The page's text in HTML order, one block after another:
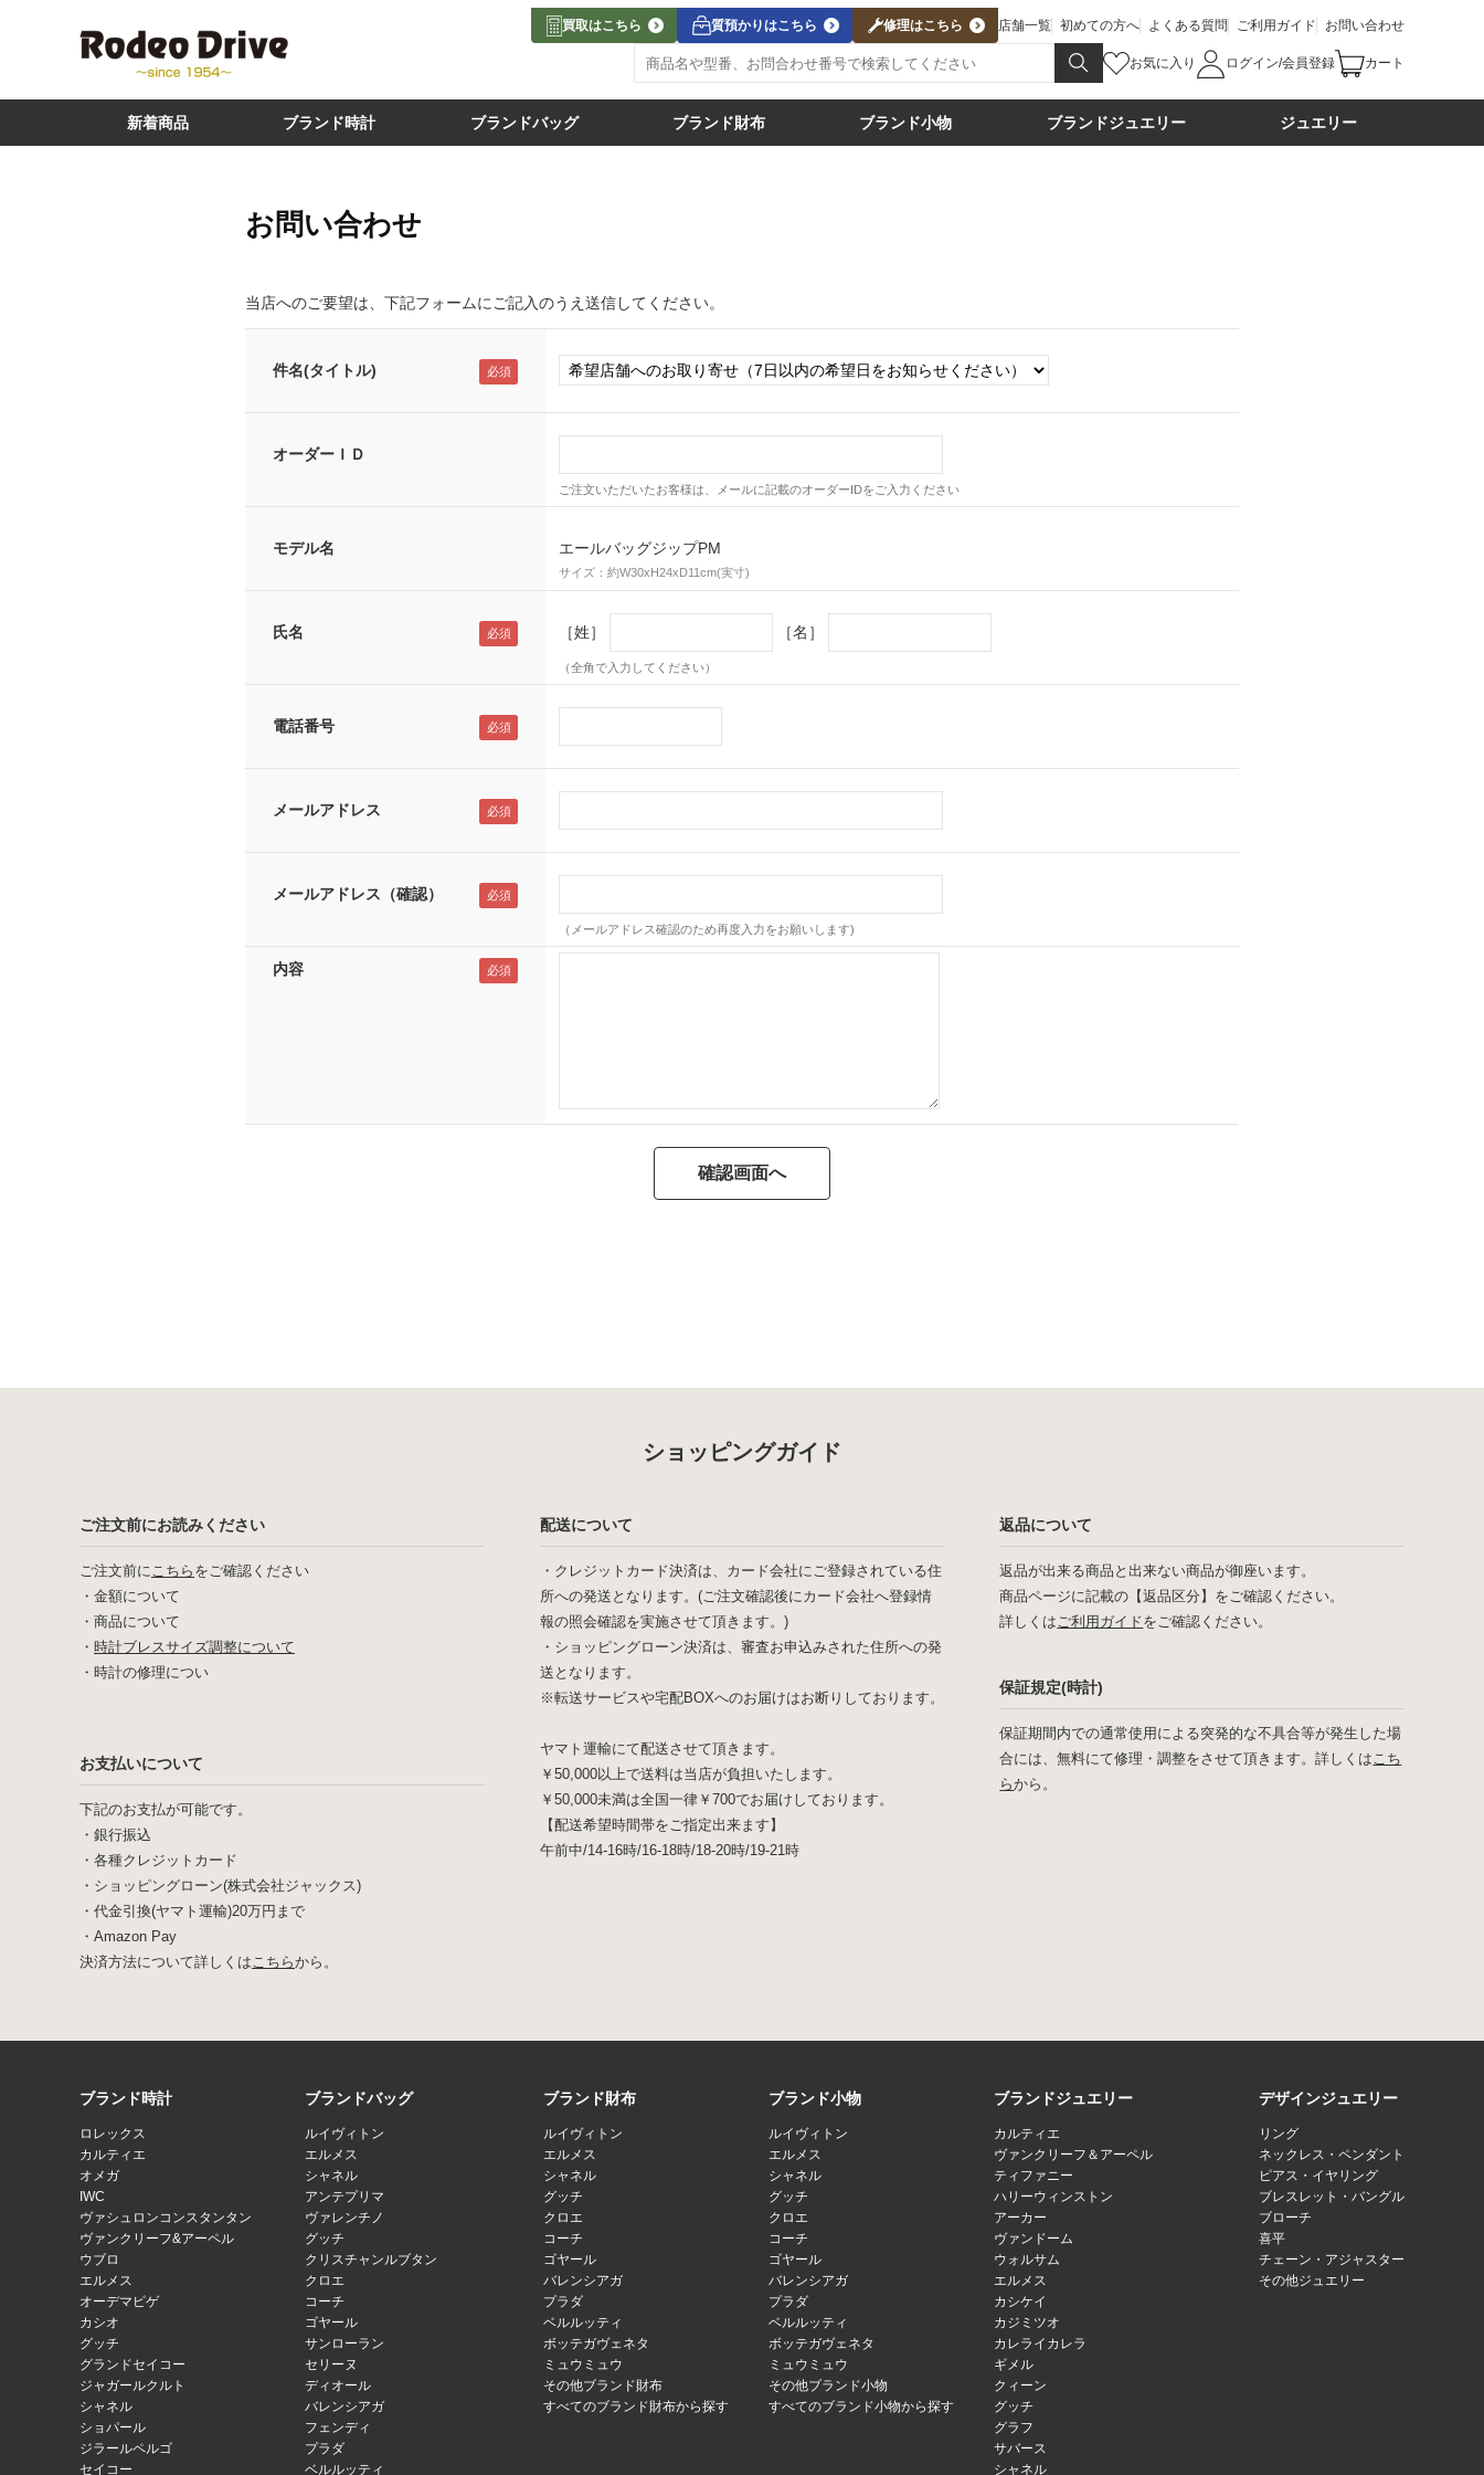
買取はこちら 質預かりはこちら 修理はこちら 店舗一覧 初めての方へ よくある質問 ご利用ガイド お問い合わせ
お気に入り ログイン/会員登録 カート
新着商品 ブランド時計 ブランドバッグ ブランド財布 ブランド小物 ブランドジュエリー ジュエリー
お問い合わせ
当店へのご要望は、下記フォームにご記入のうえ送信してください。
件名(タイトル)
オーダーＩＤ
ご注文いただいたお客様は、メールに記載のオーダーIDをご入力ください
モデル名 エールバッグジップPM
サイズ：約W30xH24xD11cm(実寸)
氏名 ［姓］ ［名］
（全角で入力してください）
電話番号
メールアドレス
メールアドレス（確認）
（メールアドレス確認のため再度入力をお願いします)
内容
ショッピングガイド
ご注文前にお読みください
ご注文前にこちら をご確認ください
・ 金額について
・ 商品について
・ 時計ブレスサイズ調整について
・ 時計の修理につい
お支払いについて
下記のお支払が可能です。
・銀行振込
・各種クレジットカード
・ショッピングローン(株式会社ジャックス)
・代金引換(ヤマト運輸)20万円まで
・Amazon Pay
決済方法について詳しくはこちらから。
配送について
・クレジットカード決済は、カード会社にご登録されている住
所への発送となります。(ご注文確認後にカード会社へ登録情
報の照会確認を実施させて頂きます。)
・ショッピングローン決済は、審査お申込みされた住所への発
送となります。
※転送サービスや宅配BOXへのお届けはお断りしております。
ヤマト運輸にて配送させて頂きます。
￥50,000以上で送料は当店が負担いたします。
￥50,000未満は全国一律￥700でお届けしております。
【配送希望時間帯をご指定出来ます】
午前中/14-16時/16-18時/18-20時/19-21時
返品について
返品が出来る商品と出来ない商品が御座います。
商品ページに記載の【返品区分】をご確認ください。
詳しくはご利用ガイドをご確認ください。
保証規定(時計)
保証期間内での通常使用による突発的な不具合等が発生した場
合には、無料にて修理・調整をさせて頂きます。詳しくはこち
らから。
ブランド時計
ロレックス
カルティエ
オメガ
IWC
ヴァシュロンコンスタンタン
ヴァンクリーフ&アーペル
ウブロ
エルメス
オーデマピゲ
カシオ
グッチ
グランドセイコー
ジャガールクルト
シャネル
ショパール
ジラールペルゴ
セイコー
ブランドバッグ
ルイヴィトン
エルメス
シャネル
アンテプリマ
ヴァレンチノ
グッチ
クリスチャンルブタン
クロエ
コーチ
ゴヤール
サンローラン
セリーヌ
ディオール
バレンシアガ
フェンディ
プラダ
ベルルッティ
ブランド財布
ルイヴィトン
エルメス
シャネル
グッチ
クロエ
コーチ
ゴヤール
バレンシアガ
プラダ
ベルルッティ
ボッテガヴェネタ
ミュウミュウ
その他ブランド財布
すべてのブランド財布から探す
ブランド小物
ルイヴィトン
エルメス
シャネル
グッチ
クロエ
コーチ
ゴヤール
バレンシアガ
プラダ
ベルルッティ
ボッテガヴェネタ
ミュウミュウ
その他ブランド小物
すべてのブランド小物から探す
ブランドジュエリー
カルティエ
ヴァンクリーフ＆アーペル
ティファニー
ハリーウィンストン
アーカー
ヴァンドーム
ウォルサム
エルメス
カシケイ
カジミツオ
カレライカレラ
ギメル
クィーン
グッチ
グラフ
サバース
シャネル
デザインジュエリー
リング
ネックレス・ペンダント
ピアス・イヤリング
ブレスレット・バングル
ブローチ
喜平
チェーン・アジャスター
その他ジュエリー